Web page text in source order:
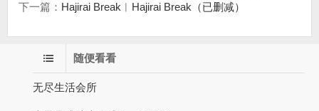
下一篇： Hajirai Break︱Hajirai Break（已删减）
随便看看
无尽生活会所